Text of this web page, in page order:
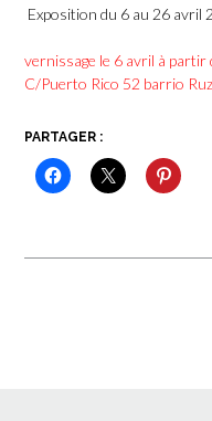
Exposition du 6 au 26 avril
vernissage le 6 avril à
C/Puerto Rico 52 barrio
PARTAGER :